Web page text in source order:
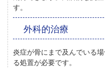
す。
外科的治療
炎症が骨にまで及んでいる
る処置が必要です。